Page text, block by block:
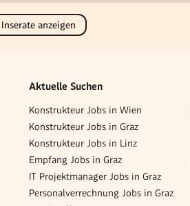
anzeigen
Aktuelle Suchen
Konstrukteur Jobs in Wien
Konstrukteur Jobs in Graz
Konstrukteur Jobs in Linz
Empfang Jobs in Graz
IT Projektmanager Jobs in Graz
Personalverrechnung Jobs in Graz